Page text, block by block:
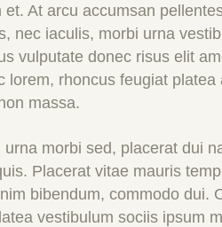
At arcu accumsan
nec iaculis, morbi urna
vulputate donec risus elit
lorem, rhoncus feugiat
massa.
morbi sed, placerat dui
Placerat vitae mauris
bibendum, commodo
vestibulum sociis ipsum